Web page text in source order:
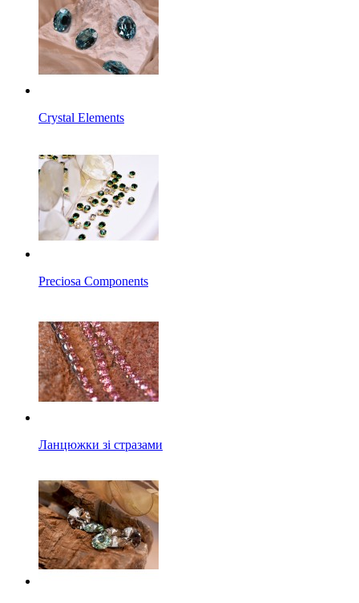
Crystal Elements
Preciosa Components
Ланцюжки зі стразами